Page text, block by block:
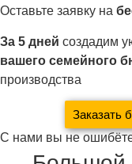
Оставьте заявку на
За 5 дней создадим
вашего семейного
производства
Заказать
С нами вы не